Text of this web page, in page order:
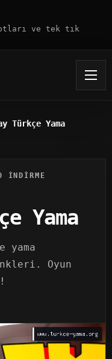
ve tek tık
Türkçe Yama
INDIRME
Yama
yama
Oyun